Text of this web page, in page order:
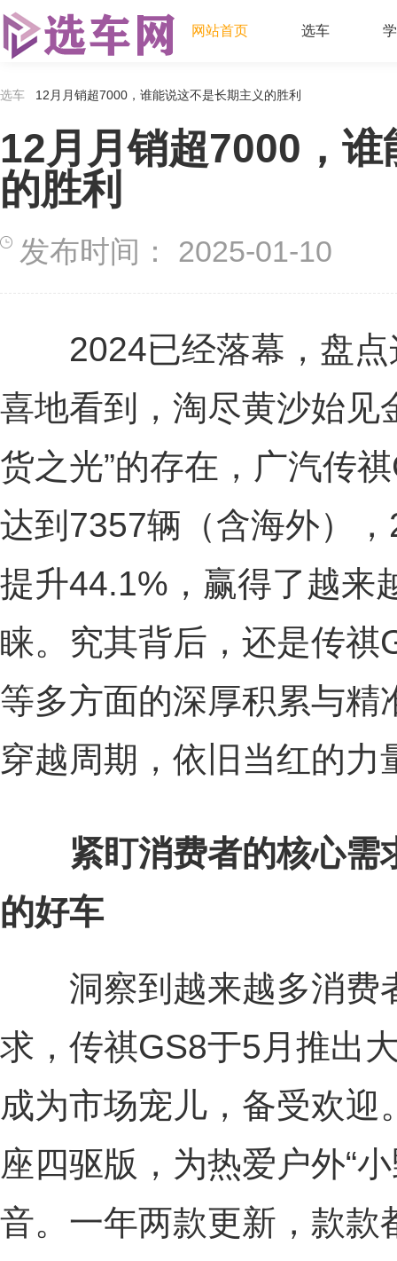
网站首页 选车
选车 12月月销超7000，谁能说这不是长期主义的胜利
12月月销超7000，
的胜利
发布时间： 2025-01-10
2024已经落幕，盘点
喜地看到，淘尽黄沙始见
货之光”的存在，广汽传
达到7357辆（含海外）
提升44.1%，赢得了越来
睐。究其背后，还是传祺
等多方面的深厚积累与精
穿越周期，依旧当红的力
紧盯消费者的核心需
的好车
洞察到越来越多消费
求，传祺GS8于5月推出
成为市场宠儿，备受欢
座四驱版，为热爱户外“
音。一年两款更新，款款